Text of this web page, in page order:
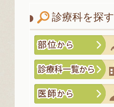
診療科を探す